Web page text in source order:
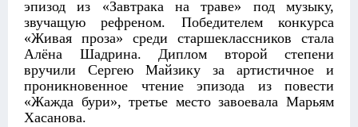
эпизод из «Завтрака на траве» под музыку,
звучащую рефреном. Победителем конкурса
«Живая проза» среди старшеклассников стала
Алёна Шадрина. Диплом второй степени
вручили Сергею Майзику за артистичное и
проникновенное чтение эпизода из повести
«Жажда бури», третье место завоевала Марьям
Хасанова.